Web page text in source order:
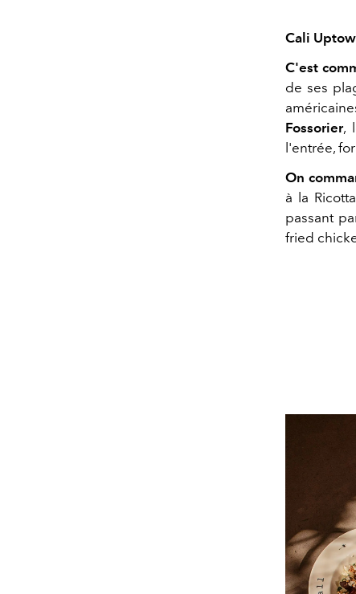
Cali
C'est
de ses
Fossorier,
l'entrée,
On
à la
passant
fried